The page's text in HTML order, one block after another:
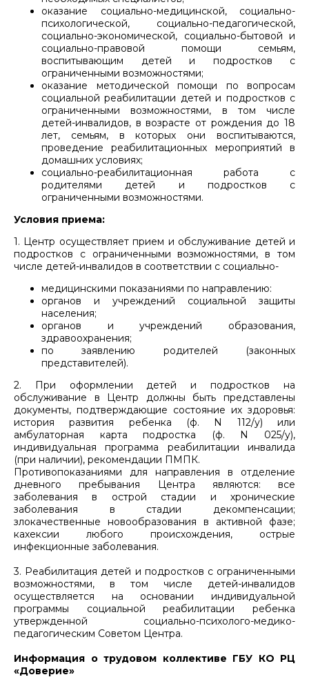
оказание социально-медицинской, социально-
психологической, социально-педагогической,
социально-экономической, социально-бытовой и
социально-правовой помощи семьям,
воспитывающим детей и подростков с
ограниченными возможностями;
оказание методической помощи по вопросам
социальной реабилитации детей и подростков с
ограниченными возможностями, в том числе
детей-инвалидов, в возрасте от рождения до 18
лет, семьям, в которых они воспитываются,
проведение реабилитационных мероприятий в
домашних условиях;
социально-реабилитационная работа с
родителями детей и подростков с
ограниченными возможностями.
Условия приема:
1. Центр осуществляет прием и обслуживание детей и
подростков с ограниченными возможностями, в том
числе детей-инвалидов в соответствии с социально-
медицинскими показаниями по направлению:
органов и учреждений социальной защиты
населения;
органов и учреждений образования,
здравоохранения;
по заявлению родителей (законных
представителей).
2. При оформлении детей и подростков на
обслуживание в Центр должны быть представлены
документы, подтверждающие состояние их здоровья:
история развития ребенка (ф. N 112/у) или
амбулаторная карта подростка (ф. N 025/у),
индивидуальная программа реабилитации инвалида
(при наличии), рекомендации ПМПК.
Противопоказаниями для направления в отделение
дневного пребывания Центра являются: все
заболевания в острой стадии и хронические
заболевания в стадии декомпенсации;
злокачественные новообразования в активной фазе;
кахексии любого происхождения, острые
инфекционные заболевания.
3. Реабилитация детей и подростков с ограниченными
возможностями, в том числе детей-инвалидов
осуществляется на основании индивидуальной
программы социальной реабилитации ребенка
утвержденной социально-психолого-медико-
педагогическим Советом Центра.
Информация о трудовом коллективе ГБУ КО РЦ
«Доверие»